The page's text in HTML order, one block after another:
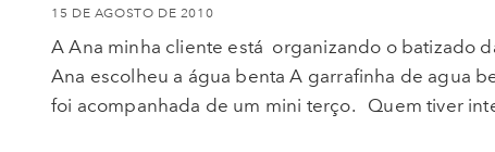
15 DE AGOSTO DE 2010
A Ana minha cliente está organizando o batizado
Ana escolheu a água benta A garrafinha de agua
foi acompanhada de um mini terço. Quem tiver